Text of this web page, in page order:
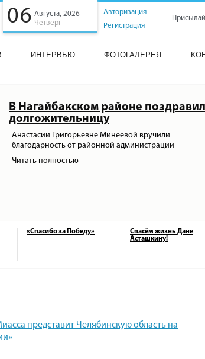
06 Августа, 2026
Четверг
Авторизация
Регистрация
ИНТЕРВЬЮ ФОТОГАЛЕРЕЯ
В Нагайбакском районе
долгожительницу
Анастасии Григорьевне Минеевой вручили
благодарность от районной администрации
Читать полностью
«Спасибо за Победу»
Спасём жизнь Дане
Асташкину!
представит Челябинскую область на